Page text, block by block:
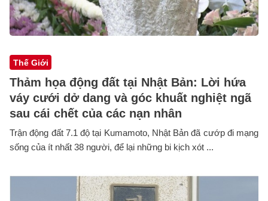
Thế Giới
Thảm họa động đất tại Nhật Bản: Lời hứa
váy cưới dở dang và góc khuất nghiệt ngã
sau cái chết của các nạn nhân
Trận động đất 7.1 độ tại Kumamoto, Nhật Bản đã cướp đi mạng
sống của ít nhất 38 người, để lại những bi kịch xót ...